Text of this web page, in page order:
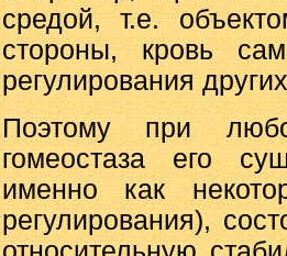
средой, т.е.
стороны, кровь
регулирования
Поэтому при
гомеостаза его
именно как
регулирования),